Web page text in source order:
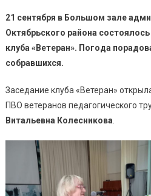
21 сентября в Большом зале
Октябрьского района
клуба «Ветеран». Погода
собравшихся.
Заседание клуба «Ветеран»
ПВО ветеранов педагогического
Витальевна Колесникова